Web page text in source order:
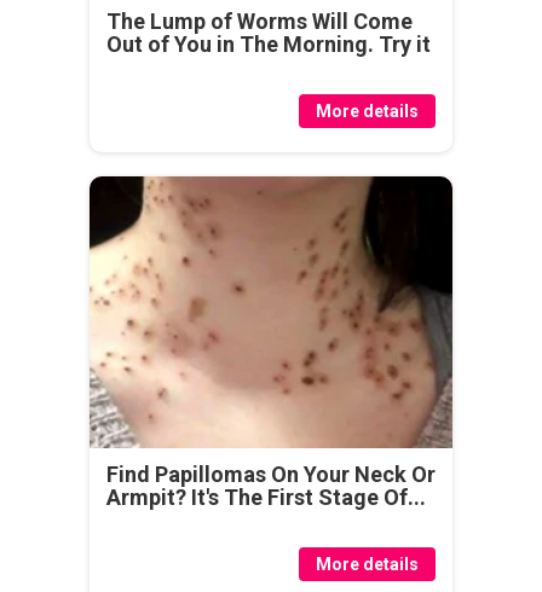
The Lump of Worms Will Come
Out of You in The Morning. Try it
More details
Find Papillomas On Your Neck Or
Armpit? It's The First Stage Of...
More details